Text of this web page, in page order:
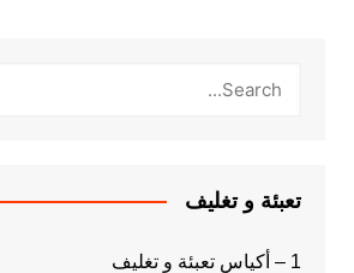
تعبئة و تغليف
1 – أكياس تعبئة و تغليف